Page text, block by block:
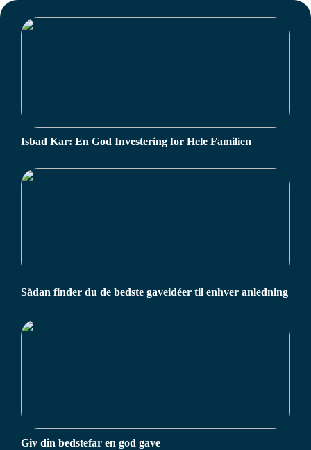
Isbad Kar: En God Investering for Hele Familien
Sådan finder du de bedste gaveidéer til enhver anledning
Giv din bedstefar en god gave